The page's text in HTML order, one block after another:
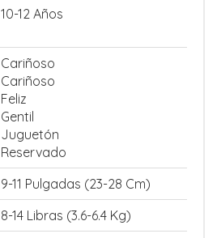
10-12 Años
Cariñoso
Cariñoso
Feliz
Gentil
Juguetón
Reservado
9-11 Pulgadas (23-28 Cm)
8-14 Libras (3.6-6.4 Kg)